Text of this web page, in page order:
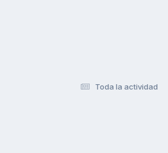
Toda la actividad